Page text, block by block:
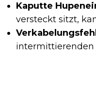
Kaputte
versteckt sitzt,
intermittierenden